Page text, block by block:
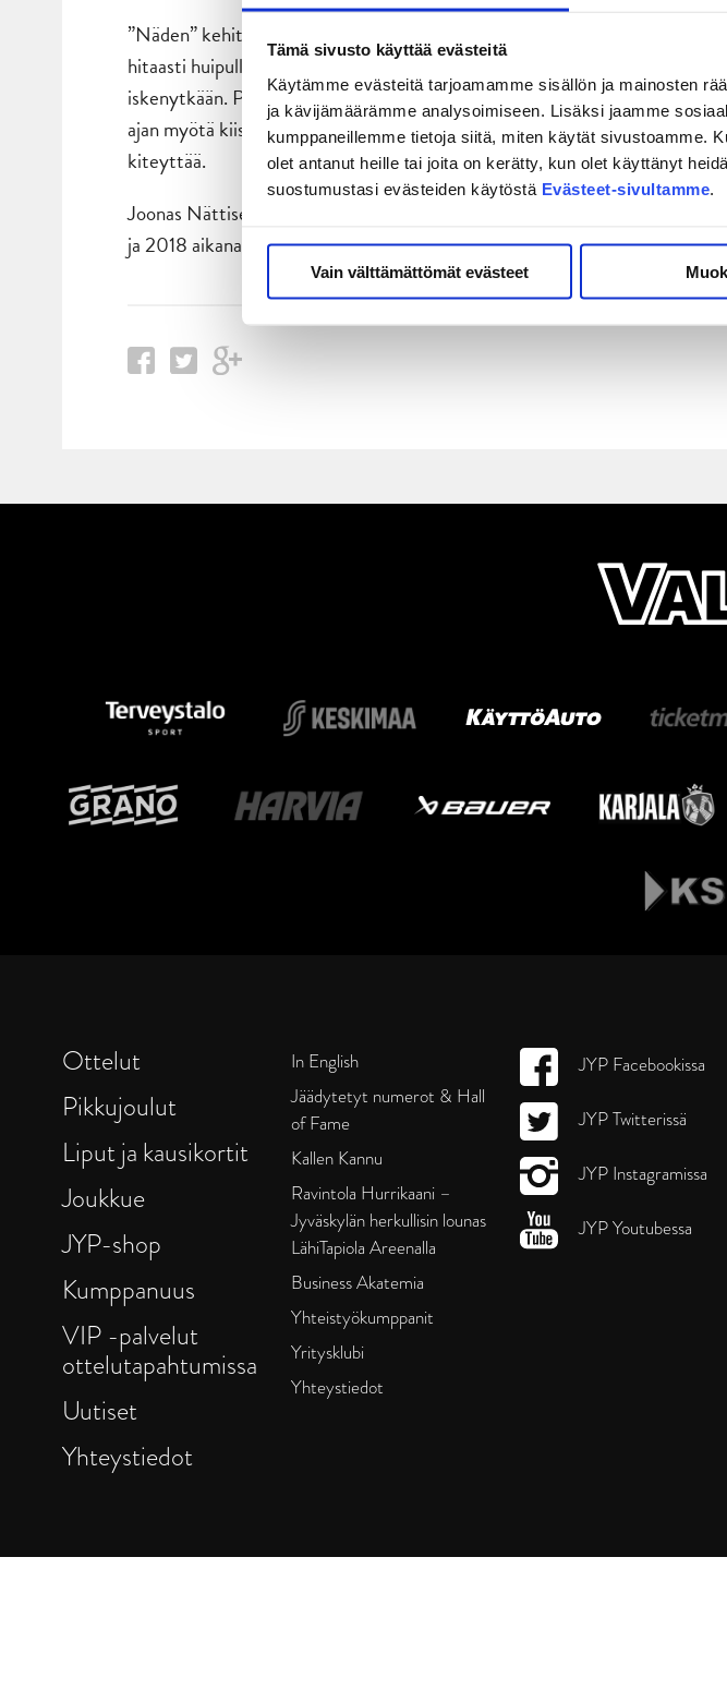
Tämä sivusto käyttää evästeitä
Käytämme evästeitä tarjoamamme sisällön ja mainosten
ja kävijämäärämme analysoimiseen. Lisäksi jaamme
kumppaneillemme tietoja siitä, miten käytät sivustoamme.
olet antanut heille tai joita on kerätty, kun olet käyttänyt
suostumustasi evästeiden käytöstä Evästeet-sivultamme.
Vain välttämättömät evästeet
”Näden” kehitystarina pelaajana on yhä kesken. Se on mielestäni mukava
hitaasti huipulle sen jälkeen, kun odotettu ”lapsitähteys” ei ensiyrittämällä
iskenytkään. Pelaaja nimittäin aloitti Liigassamme jo 17 -vuotiaana.
ajan myötä kiistatta yksi liigamme parhaista (monipuolisista) kahden
kiteyttää.
Joonas Nättisellä on oikeus purkaa JYP-sopimus tietyin ehdoin, tiettyihin
ja 2018 aikana.
Ottelut
Pikkujoulut
Liput ja kausikortit
Joukkue
JYP-shop
Kumppanuus
VIP -palvelut
ottelutapahtumissa
Uutiset
Yhteystiedot
In English
Jäädytetyt numerot & Hall
of Fame
Kallen Kannu
Ravintola Hurrikaani –
Jyväskylän herkullisin lounas
LähiTapiola Areenalla
Business Akatemia
Yhteistyökumppanit
Yritysklubi
Yhteystiedot
JYP Facebookissa
JYP Twitterissä
JYP Instagramissa
JYP Youtubessa